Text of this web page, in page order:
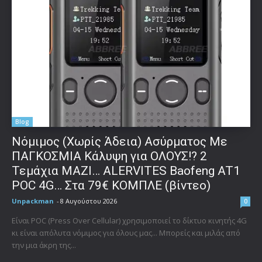
Blog
Νόμιμος (Χωρίς Άδεια) Ασύρματος Με
ΠΑΓΚΟΣΜΙΑ Κάλυψη για ΟΛΟΥΣ!? 2
Τεμάχια ΜΑΖΙ… ALERVITES Baofeng AT1
POC 4G… Στα 79€ ΚΟΜΠΛΕ (βίντεο)
Unpackman - 8 Αυγούστου 2026 0
Είναι POC (Press Over Cellular) χρησιμοποιεί το δίκτυο κινητής 4G
κι είναι απόλυτα νόμιμος για όλους μας... Μπορείς και μιλάς από
την μια άκρη της...